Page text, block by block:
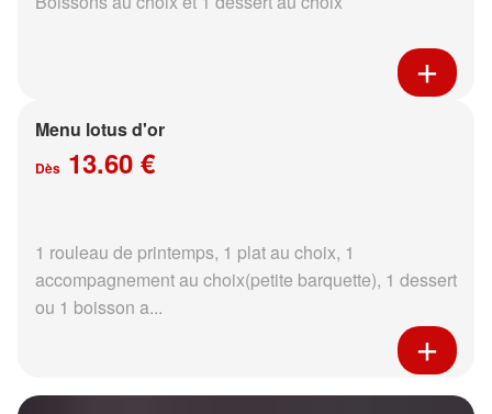
Menu lotus d'or
Dès 13.60 €
1 rouleau de printemps, 1 plat au choix, 1
accompagnement au choix(petite barquette), 1 dessert
ou 1 boisson a...